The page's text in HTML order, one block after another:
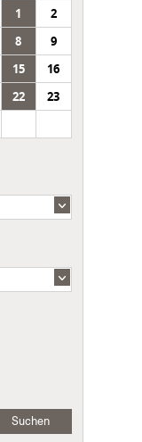
1
2
8
9
15
16
22
23
Suchen